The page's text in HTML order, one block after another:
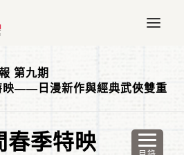
第九期
映——日漫新作與經典武俠雙重
春季特映